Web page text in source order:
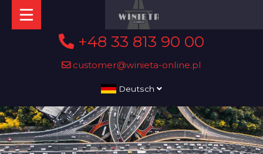
+48 33 813 90 00
customer@winieta-online.pl
Deutsch